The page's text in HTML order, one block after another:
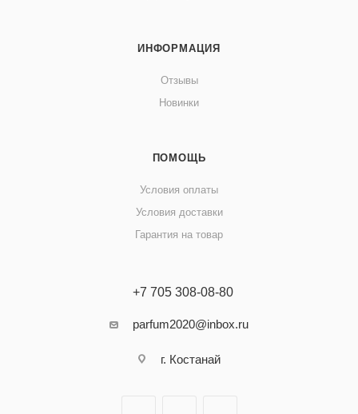
ИНФОРМАЦИЯ
Отзывы
Новинки
ПОМОЩЬ
Условия оплаты
Условия доставки
Гарантия на товар
+7 705 308-08-80
parfum2020@inbox.ru
г. Костанай